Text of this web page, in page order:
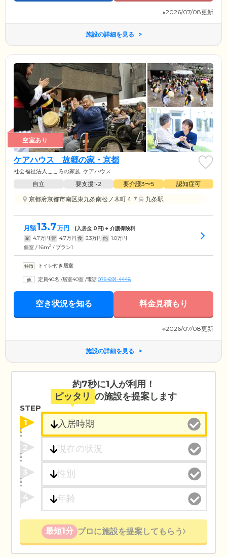
さい。
※2026/07/08更新
施設の詳細を見る
空室あり
ケアハウス 故郷の家・京都
社会福祉法人こころの家族 ケアハウス
自立 要支援1•2 要介護3〜5
認知症可
京都府京都市南区東九条南松ノ木町４７
九条駅
月額13.7万円 (入居金 0円) + 介護保険料
家 4.7万円 管 4.7万円 食 3.3万円 他 1.0万円
個室 / 16m2 / プラン1
トイレ付き居室
定員40名 /居室40室 /電話075-691-4448
空き状況を知る 料金見積もり
※2026/07/08更新
施設の詳細を見る
約7秒に1人が利用！
ピッタリ の施設を提案します
STEP
1
2
3
4
最短1分 プロに施設を提案してもらう